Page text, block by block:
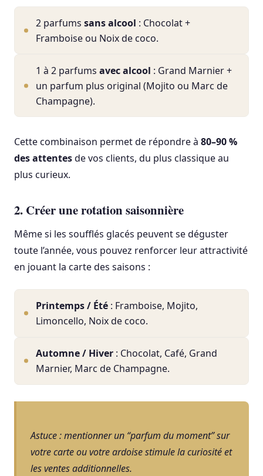
2 parfums sans alcool : Chocolat +
Framboise ou Noix de coco.
1 à 2 parfums avec alcool : Grand Marnier +
un parfum plus original (Mojito ou Marc de
Champagne).
Cette combinaison permet de répondre à 80–90 %
des attentesde vos clients, du plus classique au
plus curieux.
2. Créer une rotation saisonnière
Même si les soufflés glacés peuvent se déguster
toute l’année, vous pouvez renforcer leur attractivité
en jouant la carte des saisons :
Printemps / Été : Framboise, Mojito,
Limoncello, Noix de coco.
Automne / Hiver : Chocolat, Café, Grand
Marnier, Marc de Champagne.
Astuce : mentionner un “parfum du moment” sur
votre carte ou votre ardoise stimule la curiosité et
les ventes additionnelles.